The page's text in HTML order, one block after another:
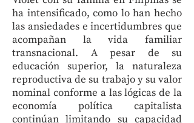
ha intensificado, como lo han hecho
las ansiedades e incertidumbres que
acompañan la vida familiar
transnacional. A pesar de su
educación superior, la naturaleza
reproductiva de su trabajo y su valor
nominal conforme a las lógicas de la
economía política capitalista
continúan limitando su capacidad